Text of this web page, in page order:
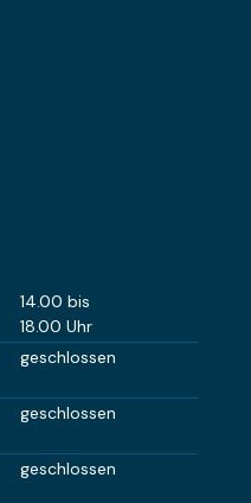
Öffnungszeiten
14.00 bis
18.00 Uhr
geschlossen
geschlossen
geschlossen